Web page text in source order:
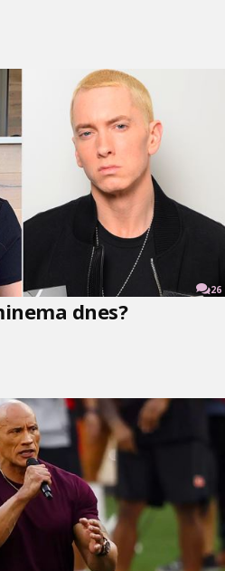
26
dnes?